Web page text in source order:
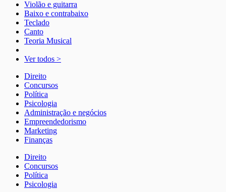
Violão e guitarra
Baixo e contrabaixo
Teclado
Canto
Teoria Musical
Ver todos >
Direito
Concursos
Política
Psicologia
Administração e negócios
Empreendedorismo
Marketing
Finanças
Direito
Concursos
Política
Psicologia